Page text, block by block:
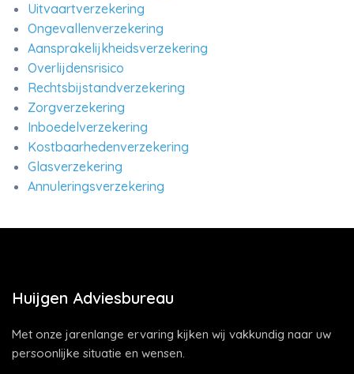
Uitvaartverzekering
Ongevallenverzekering
Aansprakelijkheidsverzekering
Overlijdensrisico
Rechtsbijstandverzekering
Zorgverzekering
Inboedelverzekering
Kostbaarhedenverzekering
Glasverzekering
Annuleringsverzekering
Huijgen Adviesbureau
Met onze jarenlange ervaring kijken wij vakkundig naar uw
persoonlijke situatie en wensen.